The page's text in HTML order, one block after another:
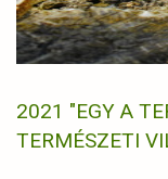
2021 "EGY A
TERMÉSZETI